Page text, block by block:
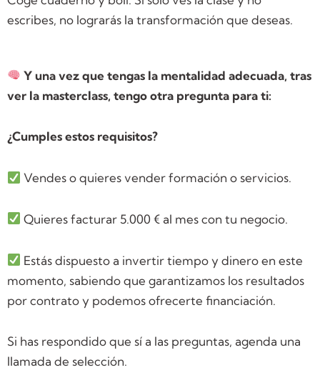
escribes, no lograrás la transformación que deseas.
Y una vez que tengas la mentalidad adecuada, tras
ver la masterclass, tengo otra pregunta para ti:
¿Cumples estos requisitos?
Vendes o quieres vender formación o servicios.
Quieres facturar 5.000 € al mes con tu negocio.
Estás dispuesto a invertir tiempo y dinero en este
momento, sabiendo que garantizamos los resultados
por contrato y podemos ofrecerte financiación.
Si has respondido que sí a las preguntas, agenda una
llamada de selección.